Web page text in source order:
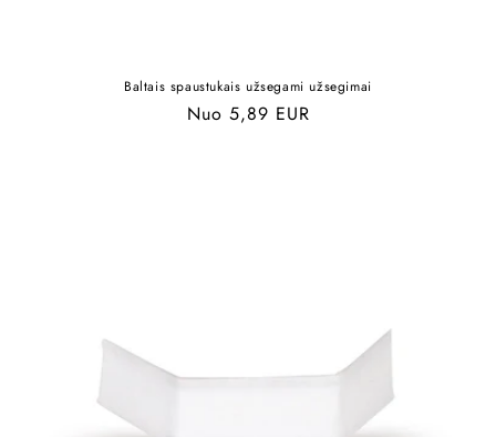
Baltais spaustukais užsegami užsegimai
Įprasta
Nuo 5,89 EUR